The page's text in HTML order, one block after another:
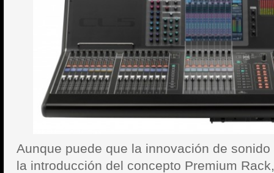
Aunque puede que la innovación de
la introducción del concepto Premium